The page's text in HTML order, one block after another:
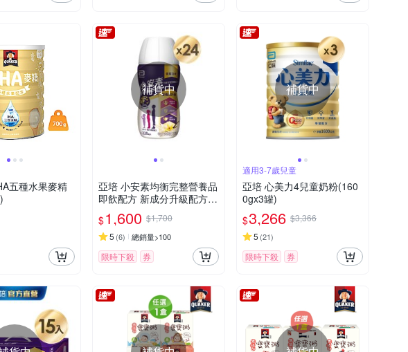
五種水果麥精
補貨中
亞培 小安素均衡完整營養品
即飲配方 新成分升級配方P
EPTIGRO-香草口味(220ml
x24入)
$1,600 $1,700
5 (6) 總銷量>100
限時下殺 券
補貨中
適用3-7歲兒童
亞培 心美力4兒童奶粉(160
0gx3罐)
$3,266 $3,366
5 (21)
限時下殺 券